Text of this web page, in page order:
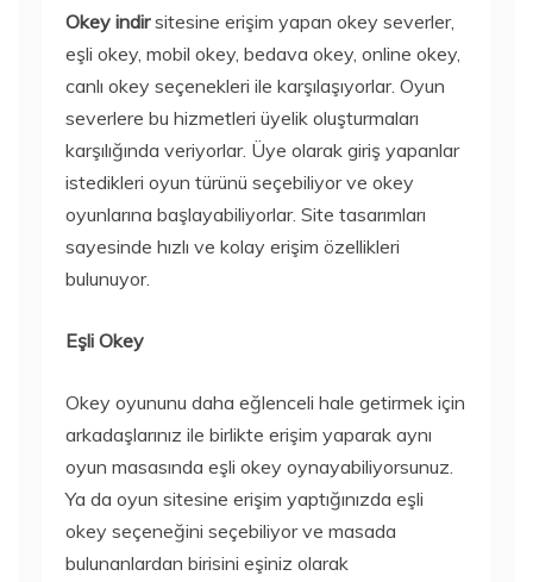
Okey indirsitesine erişim yapan okey severler,
eşli okey, mobil okey, bedava okey, online okey,
canlı okey seçenekleri ile karşılaşıyorlar. Oyun
severlere bu hizmetleri üyelik oluşturmaları
karşılığında veriyorlar. Üye olarak giriş yapanlar
istedikleri oyun türünü seçebiliyor ve okey
oyunlarına başlayabiliyorlar. Site tasarımları
sayesinde hızlı ve kolay erişim özellikleri
bulunuyor.
Eşli Okey
Okey oyununu daha eğlenceli hale getirmek için
arkadaşlarınız ile birlikte erişim yaparak aynı
oyun masasında eşli okey oynayabiliyorsunuz.
Ya da oyun sitesine erişim yaptığınızda eşli
okey seçeneğini seçebiliyor ve masada
bulunanlardan birisini eşiniz olarak